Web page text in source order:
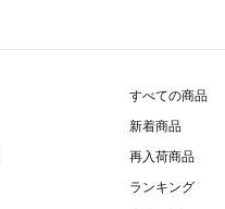
すべての商品
新着商品
再入荷商品
ランキング